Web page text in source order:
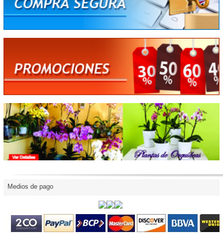
Medios de pago